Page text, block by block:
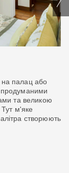
палац або
продуманими
та великою
м'яке
створюють